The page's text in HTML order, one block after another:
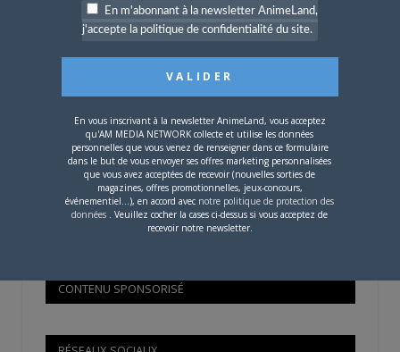
OÙ TROUVER NOS MAGAZINES
Si votre ville n'est pas dans la liste,contactez-nous
CONTENU SPONSORISÉ
En m'abonnant à la newsletter AnimeLand,
j'accepte la politique de confidentialité du site.
En vous inscrivant à la newsletter AnimeLand, vous acceptez
qu'AM MEDIA NETWORK collecte et utilise les données
personnelles que vous venez de renseigner dans ce formulaire
dans le but de vous envoyer ses offres marketing personnalisées
que vous avez acceptées de recevoir (nouvelles sorties de
magazines, offres promotionnelles, jeux-concours,
événementiel...), en accord avec notre politique de protection des
données . Veuillez cocher la cases ci-dessus si vous acceptez de
recevoir notre newsletter.